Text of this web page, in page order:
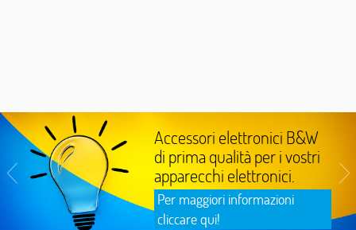
Accessori elettronici B&W
di prima qualità per i vostri
apparecchi elettronici.
Per maggiori informazioni
cliccare qui!